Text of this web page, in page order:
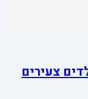
צעירים